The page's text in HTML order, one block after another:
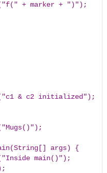
+ marker + ")");
& c2 initialized");
args) {
main()");